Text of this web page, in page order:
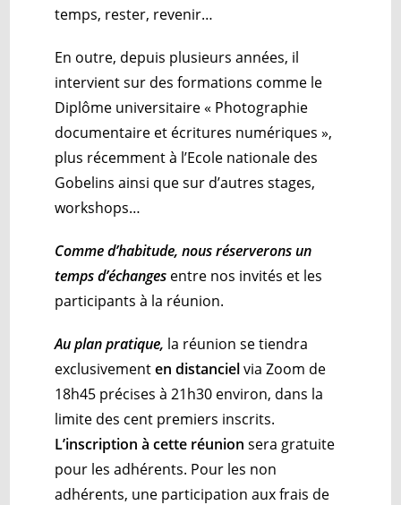
temps, rester, revenir…
En outre, depuis plusieurs années, il
intervient sur des formations comme le
Diplôme universitaire « Photographie
documentaire et écritures numériques »,
plus récemment à l’Ecole nationale des
Gobelins ainsi que sur d’autres stages,
workshops…
Comme d’habitude, nous réserverons un
temps d’échanges entre nos invités et les
participants à la réunion.
Au plan pratique, la réunion se tiendra
exclusivementen distancielvia Zoom de
18h45 précises à 21h30 environ, dans la
limite des cent premiers inscrits.
L’inscription à cette réunion sera gratuite
pour les adhérents. Pour les non
adhérents, une participation aux frais de